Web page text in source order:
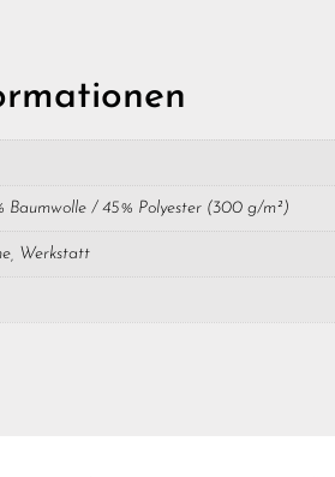
Baumwolle / 45% Polyester (300 g/m²)
Werkstatt